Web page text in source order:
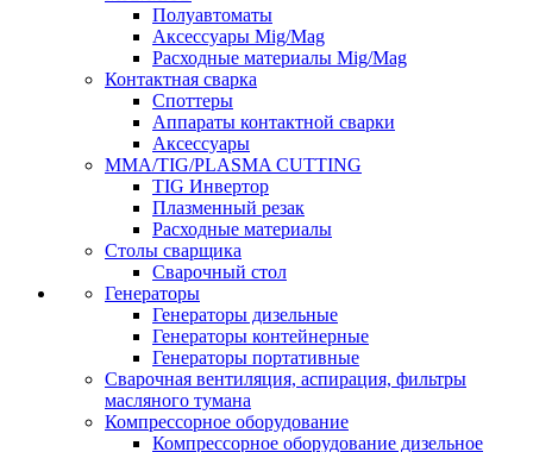
Полуавтоматы
Аксессуары Mig/Mag
Расходные материалы Mig/Mag
Контактная сварка
Споттеры
Аппараты контактной сварки
Аксессуары
MMA/TIG/PLASMA CUTTING
TIG Инвертор
Плазменный резак
Расходные материалы
Столы сварщика
Сварочный стол
Генераторы
Генераторы дизельные
Генераторы контейнерные
Генераторы портативные
Сварочная вентиляция, аспирация, фильтры
масляного тумана
Компрессорное оборудование
Компрессорное оборудование дизельное